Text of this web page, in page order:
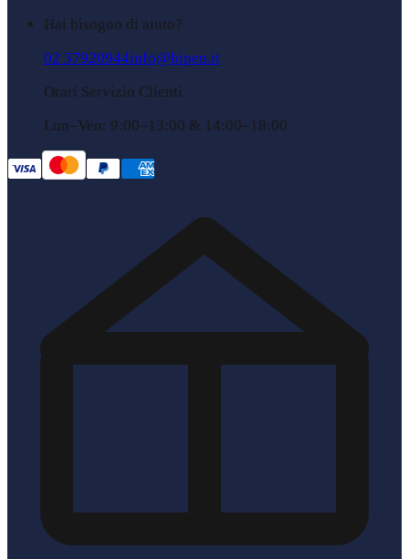
Hai bisogno di aiuto?
02 37920944info@bipen.it
Orari Servizio Clienti
Lun–Ven: 9:00–13:00 & 14:00–18:00